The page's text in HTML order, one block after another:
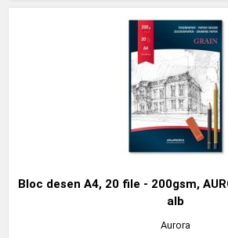
Bloc desen A4, 20 file - 200gsm,
alb
Aurora